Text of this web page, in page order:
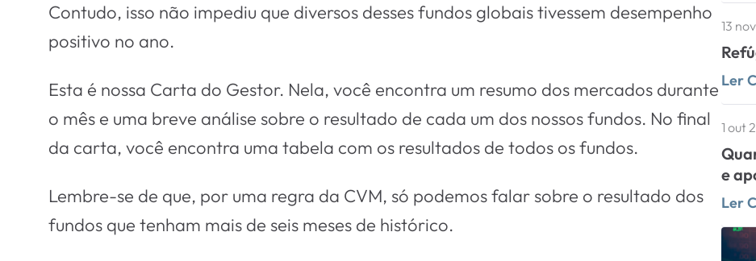
Contudo, isso não impediu que diversos desses fundos globais tivessem desempenho
positivo no ano.
Esta é nossa Carta do Gestor. Nela, você encontra um resumo dos mercados durante
o mês e uma breve análise sobre o resultado de cada um dos nossos fundos. No final
da carta, você encontra uma tabela com os resultados de todos os fundos.
Lembre-se de que, por uma regra da CVM, só podemos falar sobre o resultado dos
fundos que tenham mais de seis meses de histórico.
13
Ler
1 out
e
Ler